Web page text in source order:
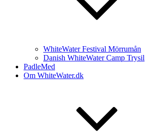
WhiteWater Festival Mörrumån
Danish WhiteWater Camp Trysil
PadleMed
Om WhiteWater.dk